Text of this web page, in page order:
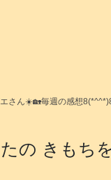
さん☀️🏡毎週の感想
の きもち